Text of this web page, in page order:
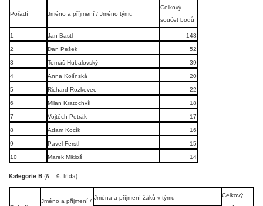
Pořadí Jméno a příjmení / Jméno týmu
Celkový
součet bodů
1 Jan Bastl 148
2 Dan Pešek 52
3 Tomáš Hubalovský 39
4 Anna Kolínská 20
5 Richard Rozkovec 22
6 Milan Kratochvíl 18
7 Vojtěch Petrák 17
8 Adam Kocík 16
9 Pavel Ferstl 15
10 Marek Mikloš 14
Kategorie B (6. - 9. třída)
Jméno a příjmení /
Jména a příjmení žáků v týmu
Celkový